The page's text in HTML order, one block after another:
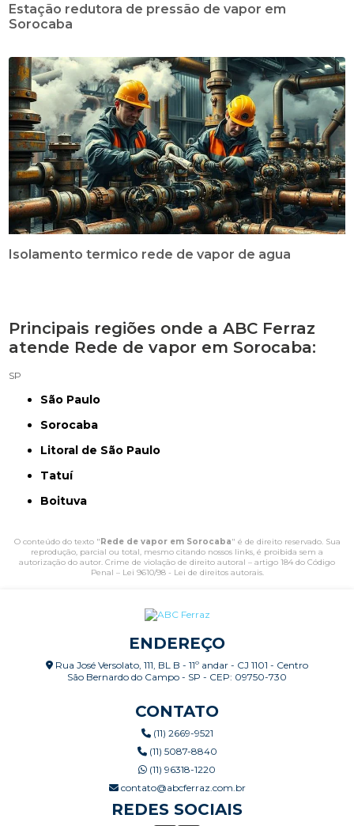
Estação redutora de pressão de vapor em
Sorocaba
Isolamento termico rede de vapor de agua
Principais regiões onde a ABC Ferraz
atende Rede de vapor em Sorocaba:
SP
São Paulo
Sorocaba
Litoral de São Paulo
Tatuí
Boituva
O conteúdo do texto "Rede de vapor em Sorocaba" é de direito reservado. Sua
reprodução, parcial ou total, mesmo citando nossos links, é proibida sem a
autorização do autor. Crime de violação de direito autoral – artigo 184 do Código
Penal – Lei 9610/98 - Lei de direitos autorais.
ENDEREÇO
Rua José Versolato, 111, BL B - 11º andar - CJ 1101 - Centro
São Bernardo do Campo - SP - CEP: 09750-730
CONTATO
(11) 2669-9521
(11) 5087-8840
(11) 96318-1220
contato@abcferraz.com.br
REDES SOCIAIS